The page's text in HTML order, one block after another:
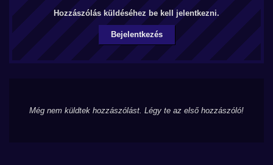
Hozzászólás küldéséhez be kell jelentkezni.
Bejelentkezés
Még nem küldtek hozzászólást. Légy te az első hozzászóló!